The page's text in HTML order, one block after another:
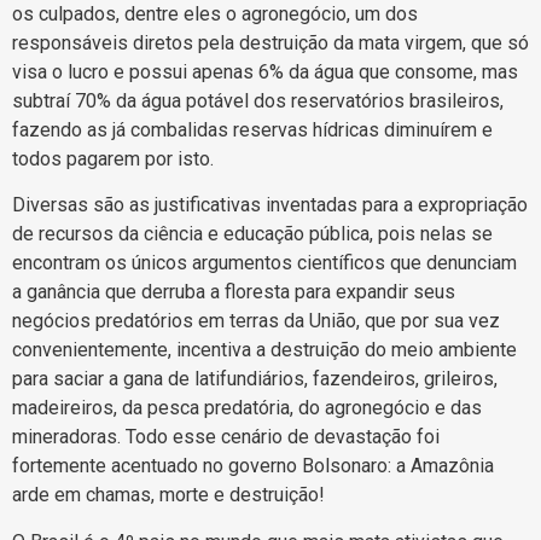
os culpados, dentre eles o agronegócio, um dos
responsáveis diretos pela destruição da mata virgem, que só
visa o lucro e possui apenas 6% da água que consome, mas
subtraí 70% da água potável dos reservatórios brasileiros,
fazendo as já combalidas reservas hídricas diminuírem e
todos pagarem por isto.
Diversas são as justificativas inventadas para a expropriação
de recursos da ciência e educação pública, pois nelas se
encontram os únicos argumentos científicos que denunciam
a ganância que derruba a floresta para expandir seus
negócios predatórios em terras da União, que por sua vez
convenientemente, incentiva a destruição do meio ambiente
para saciar a gana de latifundiários, fazendeiros, grileiros,
madeireiros, da pesca predatória, do agronegócio e das
mineradoras. Todo esse cenário de devastação foi
fortemente acentuado no governo Bolsonaro: a Amazônia
arde em chamas, morte e destruição!